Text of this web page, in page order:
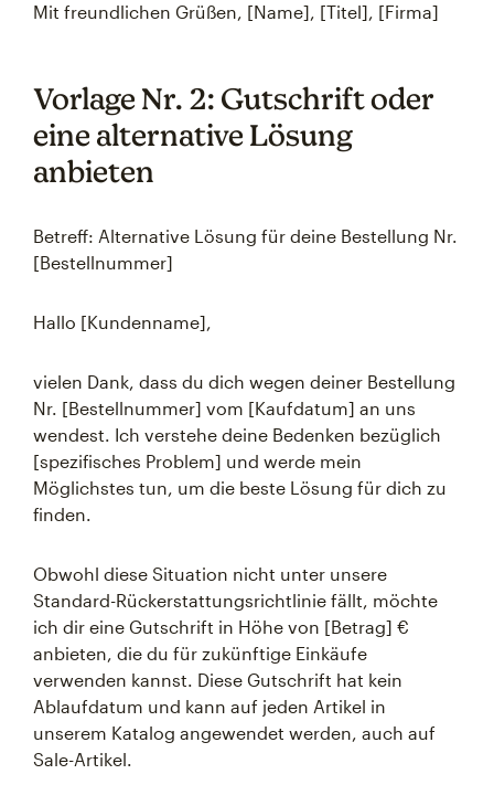
Mit freundlichen Grüßen, [Name], [Titel], [Firma]
Vorlage Nr. 2: Gutschrift oder
eine alternative Lösung
anbieten
Betreff: Alternative Lösung für deine Bestellung Nr.
[Bestellnummer]
Hallo [Kundenname],
vielen Dank, dass du dich wegen deiner Bestellung
Nr. [Bestellnummer] vom [Kaufdatum] an uns
wendest. Ich verstehe deine Bedenken bezüglich
[spezifisches Problem] und werde mein
Möglichstes tun, um die beste Lösung für dich zu
finden.
Obwohl diese Situation nicht unter unsere
Standard-Rückerstattungsrichtlinie fällt, möchte
ich dir eine Gutschrift in Höhe von [Betrag] €
anbieten, die du für zukünftige Einkäufe
verwenden kannst. Diese Gutschrift hat kein
Ablaufdatum und kann auf jeden Artikel in
unserem Katalog angewendet werden, auch auf
Sale-Artikel.